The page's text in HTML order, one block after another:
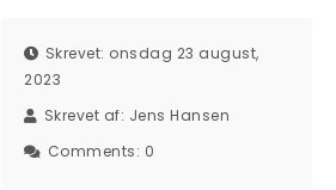
Skrevet: onsdag 23 august,
2023
Skrevet af: Jens Hansen
Comments: 0